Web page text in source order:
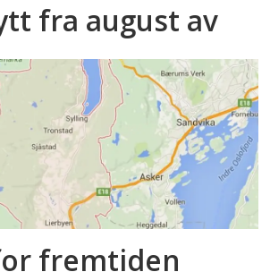
fra august av
fremtiden